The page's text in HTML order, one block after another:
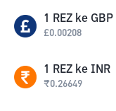
1 REZ ke GBP
£0.00208
1 REZ ke INR
₹0.26649